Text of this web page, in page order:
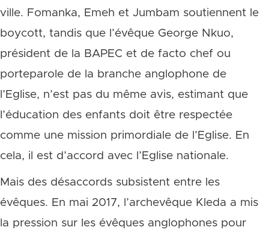
ville. Fomanka, Emeh et Jumbam soutiennent le
boycott, tandis que l’évêque George Nkuo,
président de la BAPEC et de facto chef ou
porteparole de la branche anglophone de
l’Eglise, n’est pas du même avis, estimant que
l’éducation des enfants doit être respectée
comme une mission primordiale de l’Eglise. En
cela, il est d’accord avec l’Eglise nationale.
Mais des désaccords subsistent entre les
évêques. En mai 2017, l’archevêque Kleda a mis
la pression sur les évêques anglophones pour